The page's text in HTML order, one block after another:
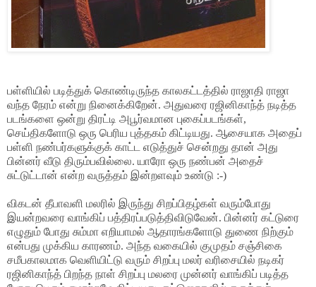
பள்ளியில் படித்துக் கொண்டிருந்த காலகட்டத்தில் ராஜாதி ராஜா
வந்த நேரம் என்று நினைக்கிறேன். அதுவரை ரஜினிகாந்த் நடித்த
படங்களை ஒன்று திரட்டி அபூர்வமான புகைப்படங்கள்,
செய்திகளோடு ஒரு பெரிய புத்தகம் கிட்டியது. ஆசையாக அதைப்
பள்ளி நண்பர்களுக்குக் காட்ட எடுத்துச் சென்றது தான் அது
பின்னர் வீடு திரும்பவில்லை. யாரோ ஒரு நண்பன் அதைச்
சுட்டுட்டான் என்ற வருத்தம் இன்றளவும் உண்டு :-)
விகடன் தீபாவளி மலரில் இருந்து சிறப்பிதழ்கள் வரும்போது
இயன்றவரை வாங்கிப் பத்திரப்படுத்திவிடுவேன். பின்னர் கட்டுரை
எழுதும் போது சும்மா எறியாமல் ஆதாரங்களோடு துணை நிற்கும்
என்பது முக்கிய காரணம். அந்த வகையில் குமுதம் சஞ்சிகை
சமீபகாலமாக வெளியிட்டு வரும் சிறப்பு மலர் வரிசையில் நடிகர்
ரஜினிகாந்த் பிறந்த நாள் சிறப்பு மலரை முன்னர் வாங்கிப் படித்த